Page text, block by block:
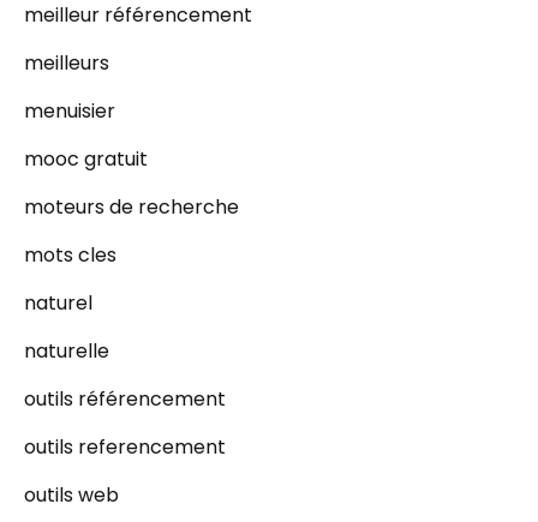
meilleur référencement
meilleurs
menuisier
mooc gratuit
moteurs de recherche
mots cles
naturel
naturelle
outils référencement
outils referencement
outils web